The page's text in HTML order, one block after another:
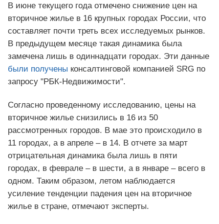
В июне текущего года отмечено снижение цен на
вторичное жилье в 16 крупных городах России, что
составляет почти треть всех исследуемых рынков.
В предыдущем месяце такая динамика была
замечена лишь в одиннадцати городах. Эти данные
были получены консалтинговой компанией SRG по
запросу "РБК-Недвижимости".
Согласно проведенному исследованию, цены на
вторичное жилье снизились в 16 из 50
рассмотренных городов. В мае это происходило в
11 городах, а в апреле – в 14. В отчете за март
отрицательная динамика была лишь в пяти
городах, в феврале – в шести, а в январе – всего в
одном. Таким образом, летом наблюдается
усиление тенденции падения цен на вторичное
жилье в стране, отмечают эксперты.